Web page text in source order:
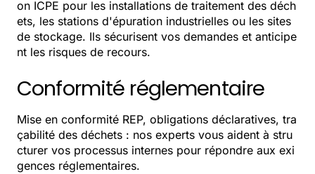
on ICPE pour les installations de traitement des déch
ets, les stations d'épuration industrielles ou les sites
de stockage. Ils sécurisent vos demandes et anticipe
nt les risques de recours.
Conformité réglementaire
Mise en conformité REP, obligations déclaratives, tra
çabilité des déchets : nos experts vous aident à stru
cturer vos processus internes pour répondre aux exi
gences réglementaires.